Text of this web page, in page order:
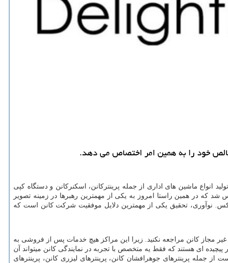
ماشین های اداری از جمله پرینترکانن، اسکنرکانن و دستگاه کپی
تاسیس شد که در همین راستا امروز به یکی از مهمترین رهبرها در زمینه تصویر
نوآوری، تحقیق یکی از مهمترین دلایل موفقیت شرکت کانن است که
مجاز کانن مراجعه نکنید. زیرا این مراکز هیچ خدمات پس از فروشی به
ای هستند که فقط یه متخصص با تجربه در نمایندگی کانن میتواند آن
از جمله پرینترهای جوهرافشان کانن، پرینترهای لیزری کانن، پرینترهای